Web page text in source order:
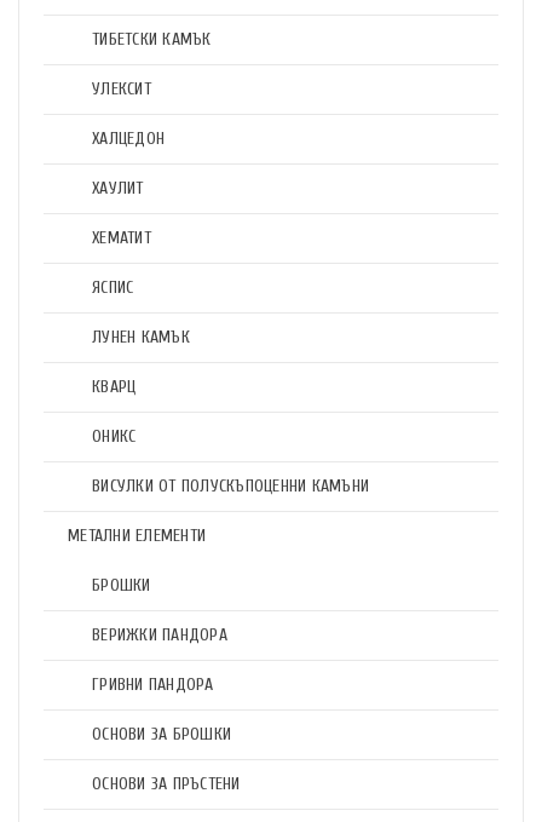
ТИБЕТСКИ КАМЪК
УЛЕКСИТ
ХАЛЦЕДОН
ХАУЛИТ
ХЕМАТИТ
ЯСПИС
ЛУНЕН КАМЪК
КВАРЦ
ОНИКС
ВИСУЛКИ ОТ ПОЛУСКЪПОЦЕННИ КАМЪНИ
МЕТАЛНИ ЕЛЕМЕНТИ
БРОШКИ
ВЕРИЖКИ ПАНДОРА
ГРИВНИ ПАНДОРА
ОСНОВИ ЗА БРОШКИ
ОСНОВИ ЗА ПРЪСТЕНИ